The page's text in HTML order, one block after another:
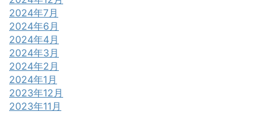
2024年7月
2024年6月
2024年4月
2024年3月
2024年2月
2024年1月
2023年12月
2023年11月